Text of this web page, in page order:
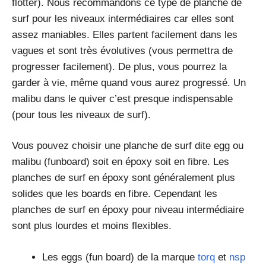
flotter). Nous recommandons ce type de planche de
surf pour les niveaux intermédiaires car elles sont
assez maniables. Elles partent facilement dans les
vagues et sont très évolutives (vous permettra de
progresser facilement). De plus, vous pourrez la
garder à vie, même quand vous aurez progressé. Un
malibu dans le quiver c’est presque indispensable
(pour tous les niveaux de surf).
Vous pouvez choisir une planche de surf dite egg ou
malibu (funboard) soit en époxy soit en fibre. Les
planches de surf en époxy sont généralement plus
solides que les boards en fibre. Cependant les
planches de surf en époxy pour niveau intermédiaire
sont plus lourdes et moins flexibles.
Les eggs (fun board) de la marque torq et nsp